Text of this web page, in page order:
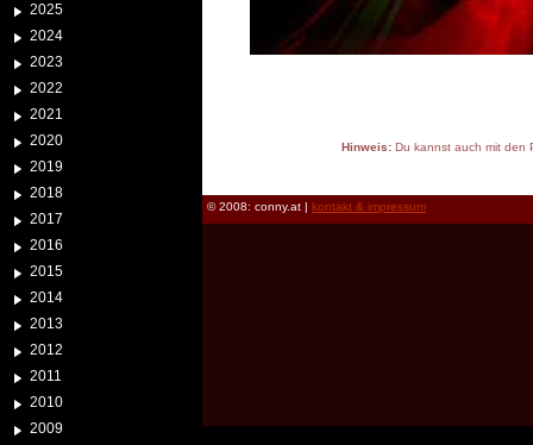
2025
2024
2023
2022
2021
2020
2019
2018
2017
2016
2015
2014
2013
2012
2011
2010
2009
Hinweis:Du kannst auch mit den
© 2008: conny.at | kontakt & impressum